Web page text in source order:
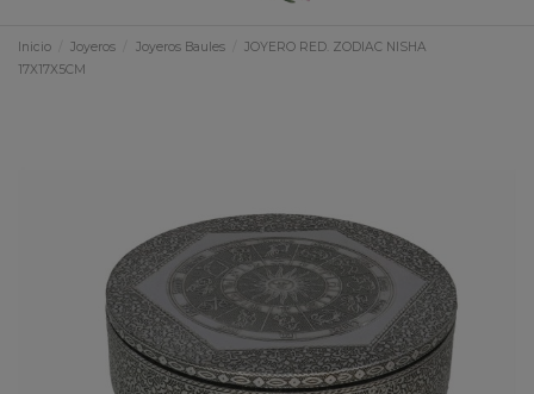
Inicio Joyeros Joyeros Baules
JOYERO RED. ZODIAC NISHA
17X17X5CM